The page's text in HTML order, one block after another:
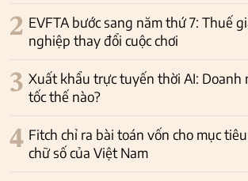
2 EVFTA bước sang năm thứ 7: Thuế
nghiệp thay đổi cuộc chơi
3 Xuất khẩu trực tuyến thời AI: Doanh
tốc thế nào?
4 Fitch chỉ ra bài toán vốn cho mục
chữ số của Việt Nam